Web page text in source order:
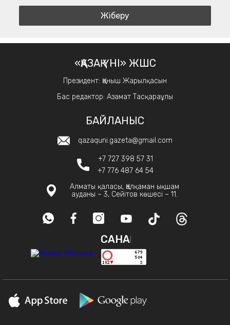
«ҚАЗАҚ ҮНІ» ЖШС
Президент: Қаныш Жарылқасын
Бас редактор: Азамат Тасқараұлы
БАЙЛАНЫС
qazaquni.gazeta@gmail.com
+7 727 398 57 31
+7 776 487 64 54
Алматы қаласы, Қалқаман ықшам
ауданы – 3, Сейітов көшесі – 11.
САНАҚ